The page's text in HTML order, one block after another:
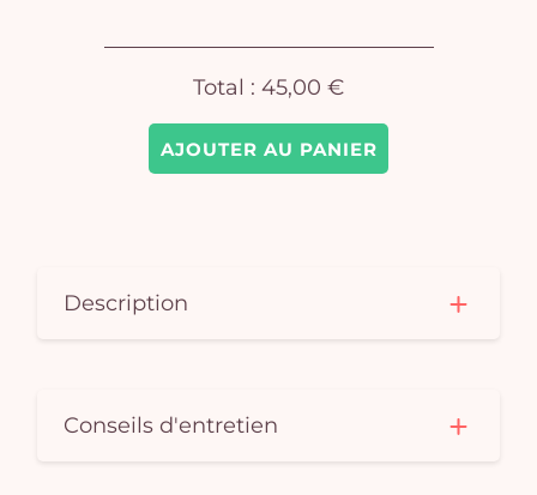
AJOUTER AU PANIER
Total : 45,00 €
Description
Conseils d'entretien